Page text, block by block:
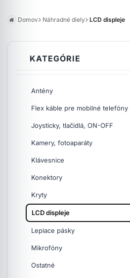
Domov Náhradné diely LCD displeje
KATEGÓRIE
Antény
Flex káble pre mobilné telefóny
Joysticky, tlačidlá, ON-OFF
Kamery, fotoaparáty
Klávesnice
Konektory
Kryty
LCD displeje
Lepiace pásky
Mikrofóny
Ostatné